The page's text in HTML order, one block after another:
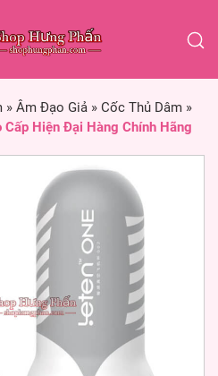
» Âm Đạo Giả » Cốc Thủ Dâm »
Cấp Hiện Đại Hàng Chính Hãng